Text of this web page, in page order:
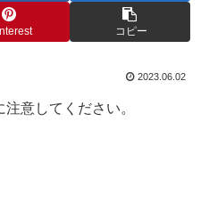
コピー
2023.06.02
意してください。